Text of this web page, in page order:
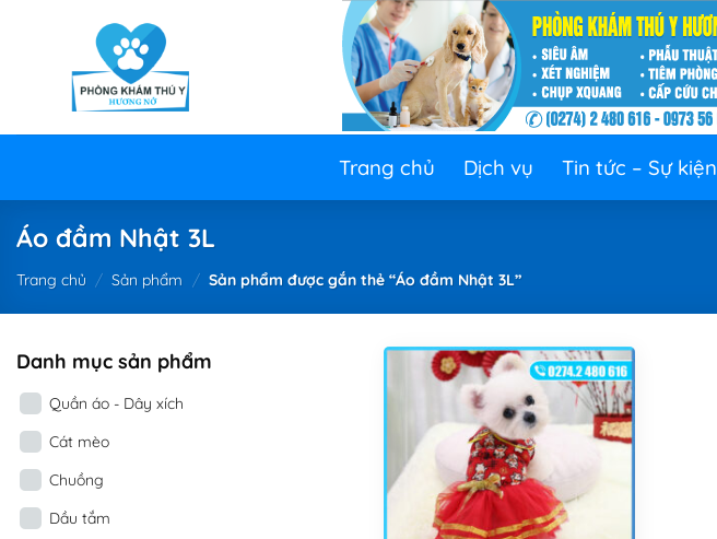
Trang chủ Dịch vụ Tin tức – Sự kiện
Áo đầm Nhật 3L
Trang chủ / Sản phẩm / Sản phẩm được gắn thẻ “Áo đầm Nhật 3L”
Danh mục sản phẩm
Quần áo - Dây xích
Cát mèo
Chuồng
Dầu tắm